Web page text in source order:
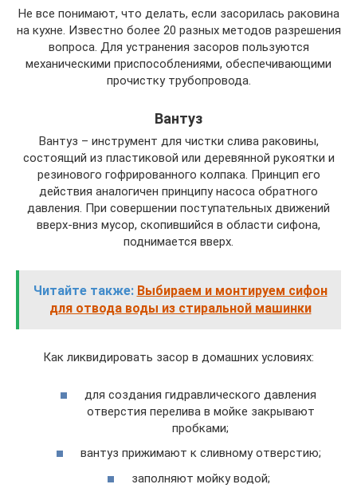
Не все понимают, что делать, если засорилась раковина
на кухне. Известно более 20 разных методов разрешения
вопроса. Для устранения засоров пользуются
механическими приспособлениями, обеспечивающими
прочистку трубопровода.
Вантуз
Вантуз – инструмент для чистки слива раковины,
состоящий из пластиковой или деревянной рукоятки и
резинового гофрированного колпака. Принцип его
действия аналогичен принципу насоса обратного
давления. При совершении поступательных движений
вверх-вниз мусор, скопившийся в области сифона,
поднимается вверх.
Читайте также: Выбираем и монтируем сифон
для отвода воды из стиральной машинки
Как ликвидировать засор в домашних условиях:
для создания гидравлического давления
отверстия перелива в мойке закрывают
пробками;
вантуз прижимают к сливному отверстию;
заполняют мойку водой;